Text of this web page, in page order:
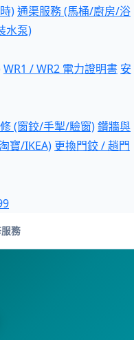
)通渠服務 (馬桶/廚房/浴
水泵)
WR1 / WR2 電力證明書 安
(窗鉸/手掣/驗窗)鑽牆與
寶/IKEA) 更換門鉸 / 趟門
務